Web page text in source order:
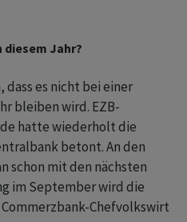
diesem Jahr?
es nicht bei einer
bleiben wird. EZB-
hatte wiederholt die
betont. An den
schon mit den nächsten
im September wird die
Chefvolkswirt